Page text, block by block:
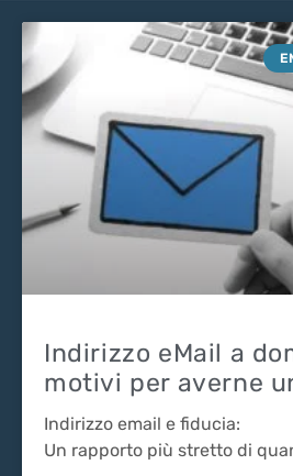
Indirizzo eMail a
motivi per averne
Indirizzo email e fiducia:
Un rapporto più stretto di